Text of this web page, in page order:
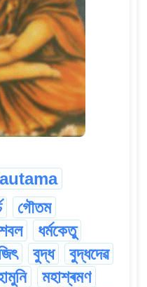
গৌতম
ধৰ্মকেতু
বুদ্ধ
বুদ্ধদেৱ
মহাশ্ৰমণ